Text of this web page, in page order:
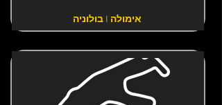
אימולה | בולוניה